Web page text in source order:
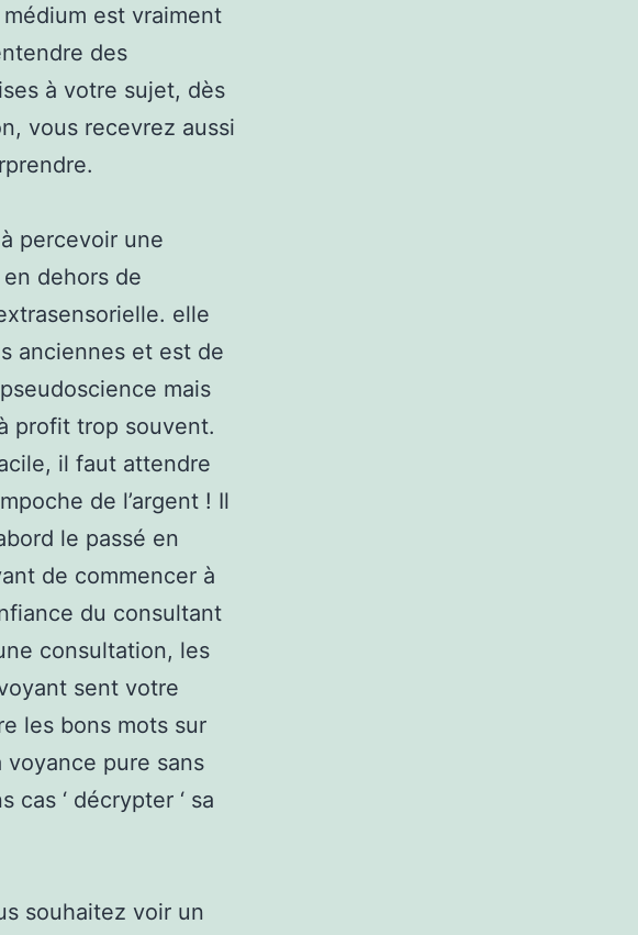
est vraiment
des
à votre sujet, dès
vous recevrez aussi
percevoir une
dehors de
elle
anciennes et est de
mais
profit trop souvent.
il faut attendre
de l’argent ! Il
le passé en
de commencer à
du consultant
consultation, les
sent votre
les bons mots sur
voyance pure sans
‘ décrypter ‘ sa
souhaitez voir un